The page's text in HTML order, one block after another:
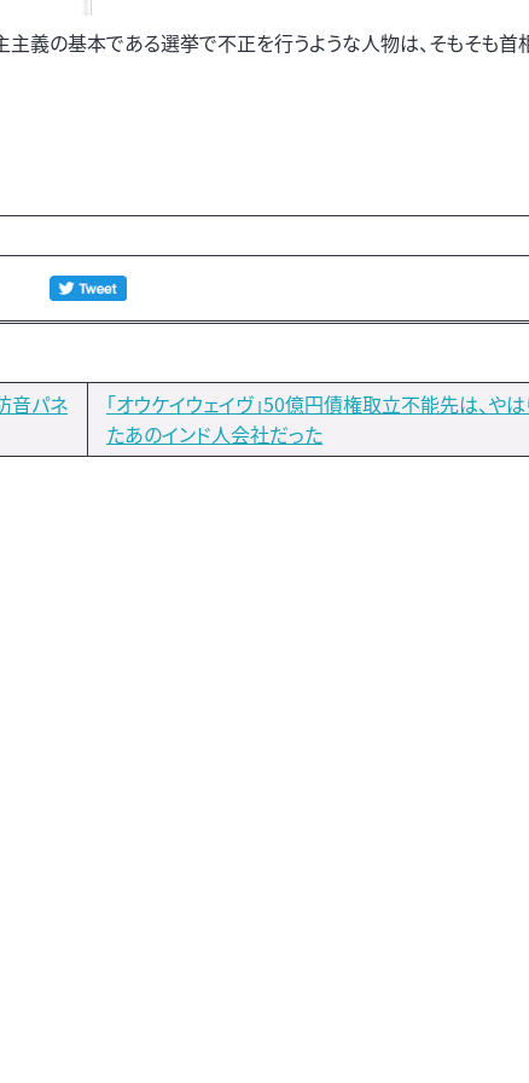
主義の基本である選挙で不正を行うような人物は、そもそも
音パネ
「オウケイウェイヴ」50億円債権取立不能先は、や
たあのインド人会社だった